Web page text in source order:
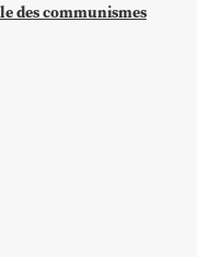
des communismes